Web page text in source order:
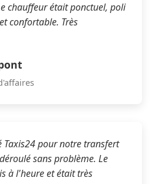
chauffeur était ponctuel, poli
confortable. Très
Taxis24 pour notre transfert
sans problème. Le
à l'heure et était très